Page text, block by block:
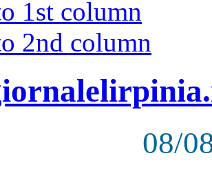
1st column
2nd column
08/